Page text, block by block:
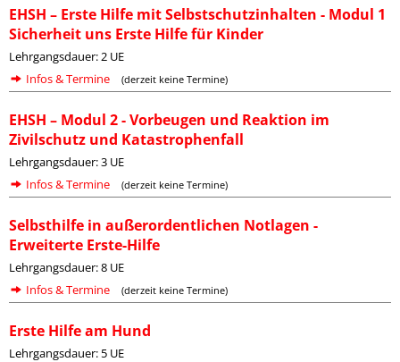
EHSH – Erste Hilfe mit Selbstschutzinhalten - Modul 1
Sicherheit uns Erste Hilfe für Kinder
Lehrgangsdauer: 2 UE
Infos & Termine
(derzeit keine Termine)
EHSH – Modul 2 - Vorbeugen und Reaktion im
Zivilschutz und Katastrophenfall
Lehrgangsdauer: 3 UE
Infos & Termine
(derzeit keine Termine)
Selbsthilfe in außerordentlichen Notlagen -
Erweiterte Erste-Hilfe
Lehrgangsdauer: 8 UE
Infos & Termine
(derzeit keine Termine)
Erste Hilfe am Hund
Lehrgangsdauer: 5 UE